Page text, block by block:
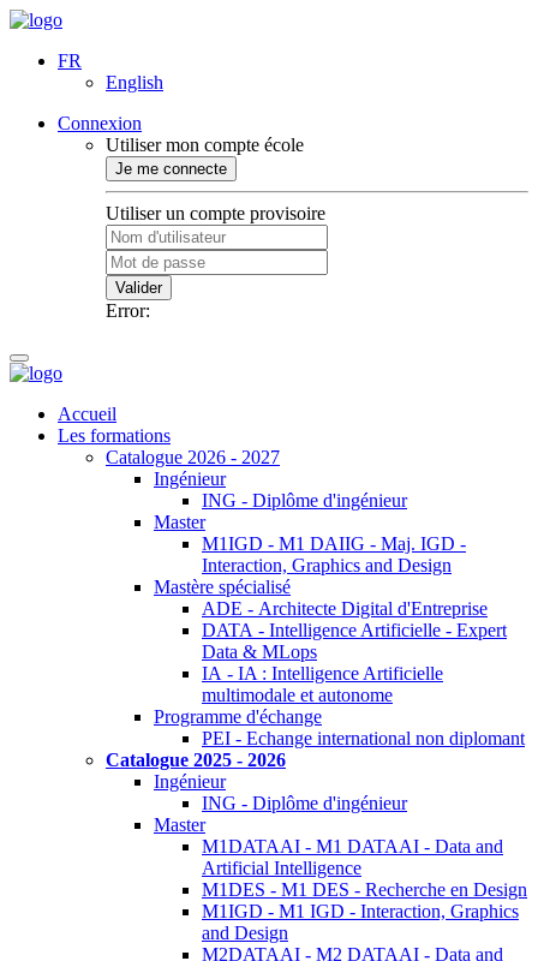
FR
English
Connexion
Utiliser mon compte école
Je me connecte
Utiliser un compte provisoire
Valider
Error:
Accueil
Les formations
Catalogue 2026 - 2027
Ingénieur
ING - Diplôme d'ingénieur
Master
M1IGD - M1 DAIIG - Maj. IGD -
Interaction, Graphics and Design
Mastère spécialisé
ADE - Architecte Digital d'Entreprise
DATA - Intelligence Artificielle - Expert
Data & MLops
IA - IA : Intelligence Artificielle
multimodale et autonome
Programme d'échange
PEI - Echange international non diplomant
Catalogue 2025 - 2026
Ingénieur
ING - Diplôme d'ingénieur
Master
M1DATAAI - M1 DATAAI - Data and
Artificial Intelligence
M1DES - M1 DES - Recherche en Design
M1IGD - M1 IGD - Interaction, Graphics
and Design
M2DATAAI - M2 DATAAI - Data and